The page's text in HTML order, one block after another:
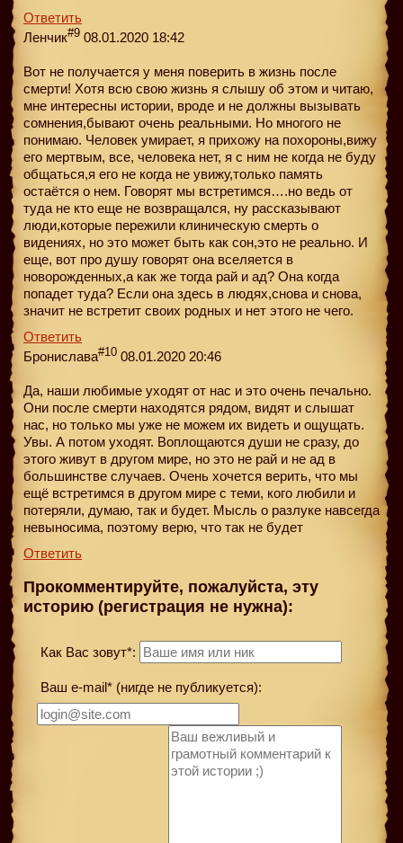
Ответить
Ленчик#9 08.01.2020 18:42
Вот не получается у меня поверить в жизнь после
смерти! Хотя всю свою жизнь я слышу об этом и читаю,
мне интересны истории, вроде и не должны вызывать
сомнения,бывают очень реальными. Но многого не
понимаю. Человек умирает, я прихожу на похороны,вижу
его мертвым, все, человека нет, я с ним не когда не буду
общаться,я его не когда не увижу,только память
остаётся о нем. Говорят мы встретимся….но ведь от
туда не кто еще не возвращался, ну рассказывают
люди,которые пережили клиническую смерть о
видениях, но это может быть как сон,это не реально. И
еще, вот про душу говорят она вселяется в
новорожденных,а как же тогда рай и ад? Она когда
попадет туда? Если она здесь в людях,снова и снова,
значит не встретит своих родных и нет этого не чего.
Ответить
Бронислава#10 08.01.2020 20:46
Да, наши любимые уходят от нас и это очень печально.
Они после смерти находятся рядом, видят и слышат
нас, но только мы уже не можем их видеть и ощущать.
Увы. А потом уходят. Воплощаются души не сразу, до
этого живут в другом мире, но это не рай и не ад в
большинстве случаев. Очень хочется верить, что мы
ещё встретимся в другом мире с теми, кого любили и
потеряли, думаю, так и будет. Мысль о разлуке навсегда
невыносима, поэтому верю, что так не будет
Ответить
Прокомментируйте, пожалуйста, эту
историю (регистрация не нужна):
Как Вас зовут*:
Ваш e-mail* (нигде не публикуется):